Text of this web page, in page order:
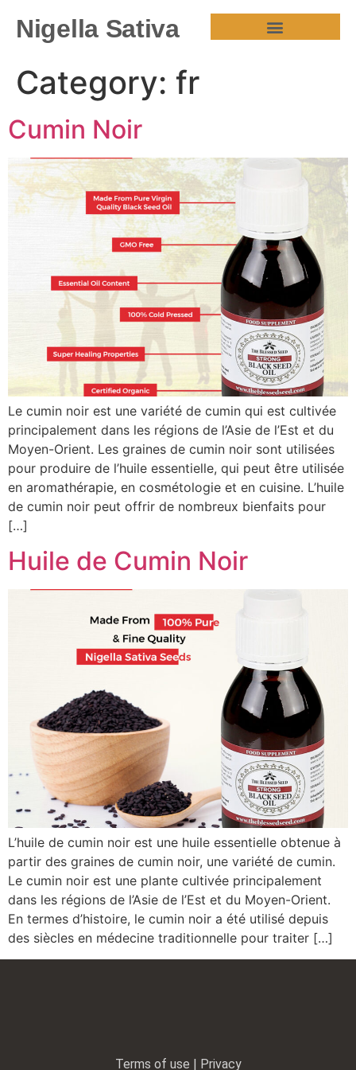
Nigella Sativa
Category: fr
Cumin Noir
Le cumin noir est une variété de cumin qui est cultivée
principalement dans les régions de l’Asie de l’Est et du
Moyen-Orient. Les graines de cumin noir sont utilisées
pour produire de l’huile essentielle, qui peut être utilisée
en aromathérapie, en cosmétologie et en cuisine. L’huile
de cumin noir peut offrir de nombreux bienfaits pour
[…]
Huile de Cumin Noir
L’huile de cumin noir est une huile essentielle obtenue à
partir des graines de cumin noir, une variété de cumin.
Le cumin noir est une plante cultivée principalement
dans les régions de l’Asie de l’Est et du Moyen-Orient.
En termes d’histoire, le cumin noir a été utilisé depuis
des siècles en médecine traditionnelle pour traiter […]
Terms of use | Privacy